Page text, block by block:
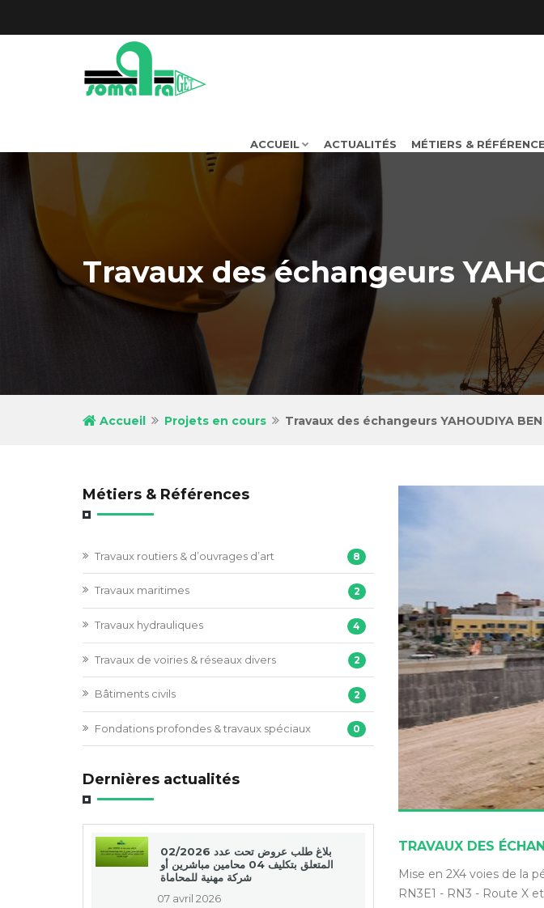
ACCUEIL ACTUALITÉS MÉTIERS &
Travaux des échangeurs
Accueil Projets en cours Travaux des échangeurs YAHOUDIYA BEN
Métiers & Références
Travaux routiers & d’ouvrages d’art 8
Travaux maritimes 2
Travaux hydrauliques 4
Travaux de voiries & réseaux divers 2
Bâtiments civils 2
Fondations profondes & travaux spéciaux 0
Dernières actualités
بلاغ طلب عروض تحت عدد 02/2026
المتعلق بتكليف 04 محامين مباشرين أو
شركة مهنية للمحاماة
07 avril 2026
TRAVAUX DES
Mise en 2X4 voies de la
RN3E1 - RN3 - Route X